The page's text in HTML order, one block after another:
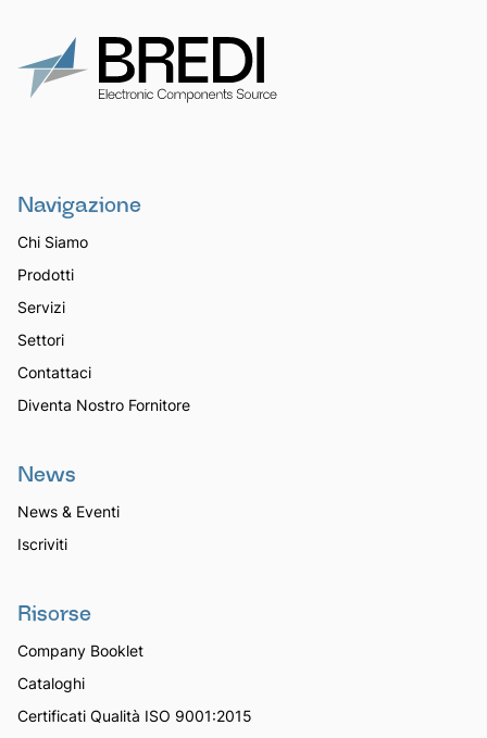
Navigazione
Chi Siamo
Prodotti
Servizi
Settori
Contattaci
Diventa Nostro Fornitore
News
News & Eventi
Iscriviti
Risorse
Company Booklet
Cataloghi
Certificati Qualità ISO 9001:2015